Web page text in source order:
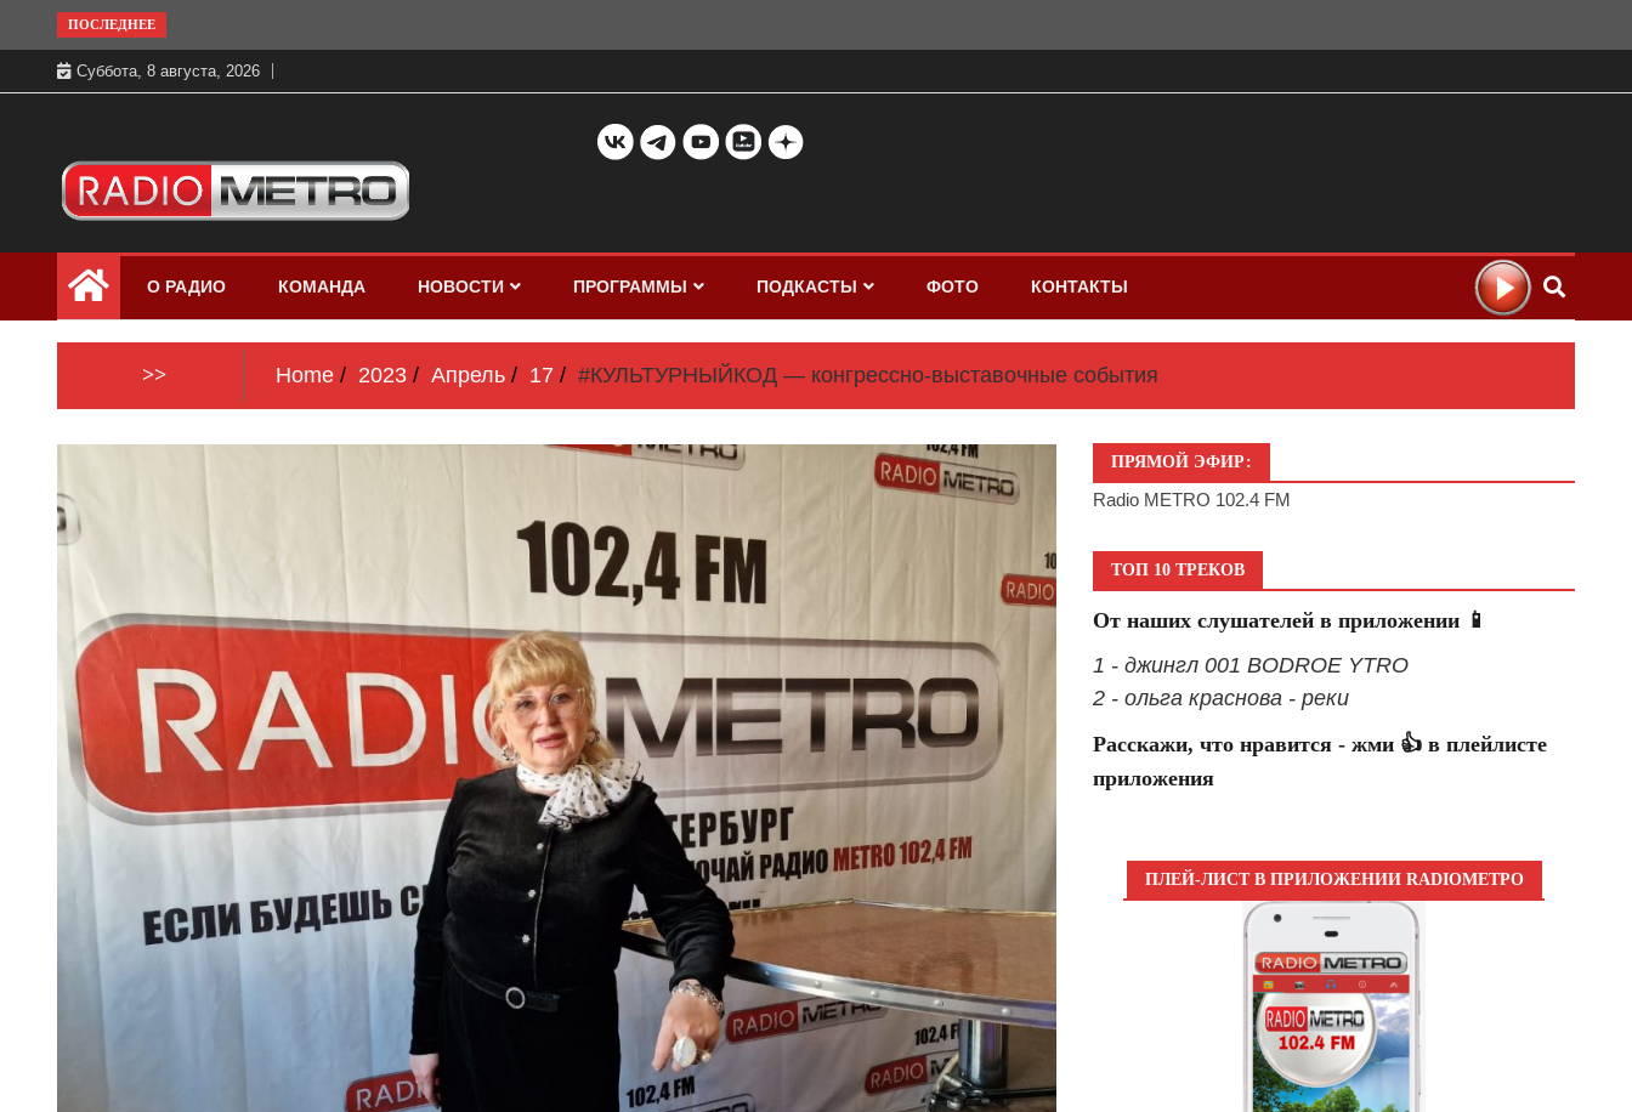
to
content
ПОСЛЕДНЕЕ
Суббота, 8 августа, 2026
Радио МЕТРО
бесплатно в хорошем качестве Санкт-
Петербург и Россия
О РАДИО КОМАНДА НОВОСТИ ПРОГРАММЫ ПОДКАСТЫ ФОТО КОНТАКТЫ
>> Home 2023 Апрель 17 #КУЛЬТУРНЫЙКОД — конгрессно-выставочные события
ПРЯМОЙ ЭФИР:
Radio METRO 102.4 FM
ТОП 10 ТРЕКОВ
От наших слушателей в приложении 📱
1 - джингл 001 BODROE YTRO
2 - ольга краснова - реки
Расскажи, что нравится - жми 👍 в плейлисте
приложения
ПЛЕЙ-ЛИСТ В ПРИЛОЖЕНИИ RADIOМЕТРО